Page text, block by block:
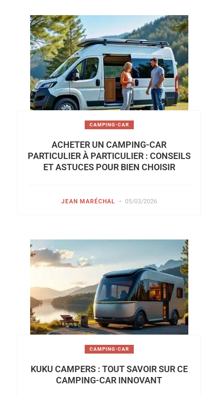
CAMPING-CAR
ACHETER UN CAMPING-CAR
PARTICULIER À PARTICULIER : CONSEILS
ET ASTUCES POUR BIEN CHOISIR
JEAN MARÉCHAL - 05/03/2026
CAMPING-CAR
KUKU CAMPERS : TOUT SAVOIR SUR CE
CAMPING-CAR INNOVANT